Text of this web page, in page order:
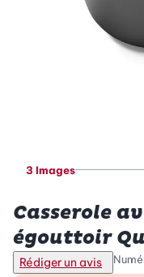
3 Images
Casserole
égouttoir
Rédiger un avis